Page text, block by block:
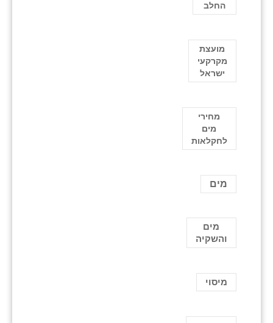
החלב
מועצת
מקרקעי
ישראל
מחירי
מים
לחקלאות
מים
מים
והשקיה
מיסוי